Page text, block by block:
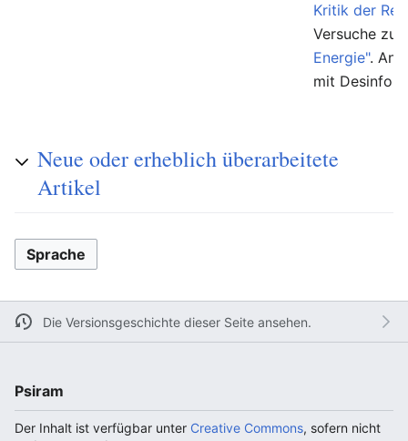
Kritik der
Versuche
Energie".
mit
Neue oder erheblich überarbeitete
Artikel
Sprache
Die Versionsgeschichte dieser Seite ansehen.
Psiram
Der Inhalt ist verfügbar unter Creative Commons, sofern nicht